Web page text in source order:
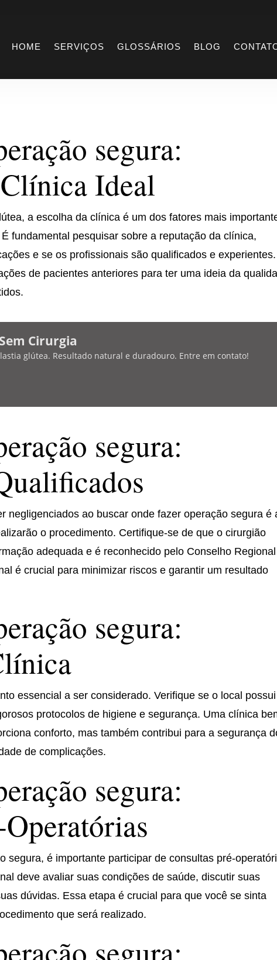
HOME SERVIÇOS GLOSSÁRIOS BLOG
segura
segura:
Ideal
a escolha da clínica é um dos fatores mais
fundamental pesquisar sobre a reputação da clínica,
e se os profissionais são qualificados e experientes.
de pacientes anteriores para ter uma ideia da
Cirurgia
glútea. Resultado natural e duradouro. Entre em contato!
segura:
negligenciados ao buscar onde fazer operação segura é
o procedimento. Certifique-se de que o cirurgião
adequada e é reconhecido pelo Conselho
é crucial para minimizar riscos e garantir um resultado
segura:
essencial a ser considerado. Verifique se o local possui
protocolos de higiene e segurança. Uma clínica
conforto, mas também contribui para a segurança
de complicações.
segura:
segura, é importante participar de consultas pré-
deve avaliar suas condições de saúde, discutir suas
dúvidas. Essa etapa é crucial para que você se sinta
que será realizado.
segura: